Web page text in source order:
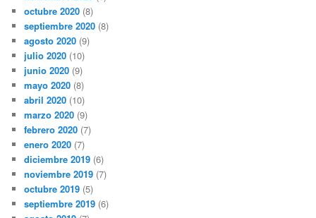
octubre 2020 (8)
septiembre 2020 (8)
agosto 2020 (9)
julio 2020 (10)
junio 2020 (9)
mayo 2020 (8)
abril 2020 (10)
marzo 2020 (9)
febrero 2020 (7)
enero 2020 (7)
diciembre 2019 (6)
noviembre 2019 (7)
octubre 2019 (5)
septiembre 2019 (6)